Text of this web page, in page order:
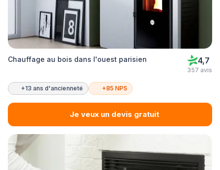
Chauffage au bois dans l'ouest parisien 4,7
357 avis
+13 ans d'ancienneté +85 NPS
Je veux un devis gratuit